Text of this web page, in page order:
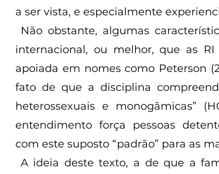
a ser vista, e especialmente
internacional, ou melhor, que as RI
apoiada em nomes como Peterson
fato de que a disciplina
heterossexuais e monogâmicas”
entendimento força pessoas
com este suposto “padrão” para as